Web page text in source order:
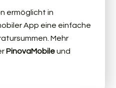
ermöglicht in
App eine einfache
Mehr
PinovaMobileund